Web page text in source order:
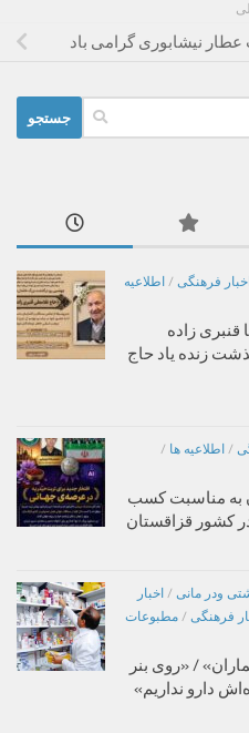
اخبار فرهنگی / اطلاعیه
قنبری زاده
زنده یاد حاج
/ اطلاعیه ها /
به مناسبت کسب
کشور قزاقستان
ودر مانی / اخبار
فرهنگی / مطبوعات
/ «روی بنر
دارو نداریم»